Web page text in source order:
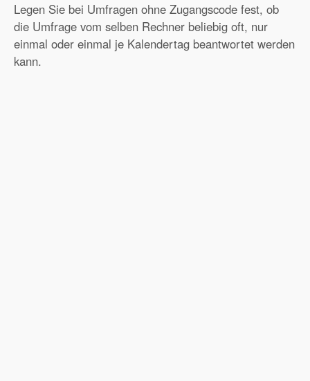
Legen Sie bei Umfragen ohne Zugangscode fest, ob
die Umfrage vom selben Rechner beliebig oft, nur
einmal oder einmal je Kalendertag beantwortet werden
kann.